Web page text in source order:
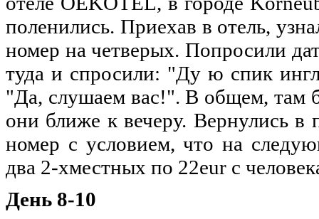
поленились. Приехав в отель,
номер на четверых. Попросили
туда и спросили: "Ду ю спик
"Да, слушаем вас!". В общем, там
они ближе к вечеру. Вернулись в
номер с условием, что на
два 2-хместных по 22eur с
День 8-10